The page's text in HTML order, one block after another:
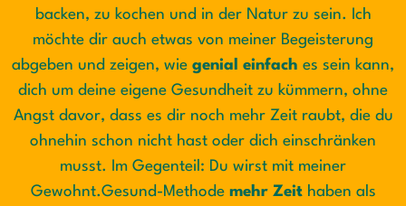
backen, zu kochen und in der Natur zu sein. Ich
möchte dir auch etwas von meiner Begeisterung
abgeben und zeigen, wie genial einfach es sein kann,
dich um deine eigene Gesundheit zu kümmern, ohne
Angst davor, dass es dir noch mehr Zeit raubt, die du
ohnehin schon nicht hast oder dich einschränken
musst. Im Gegenteil: Du wirst mit meiner
Gewohnt.Gesund-Methode mehr Zeithaben als